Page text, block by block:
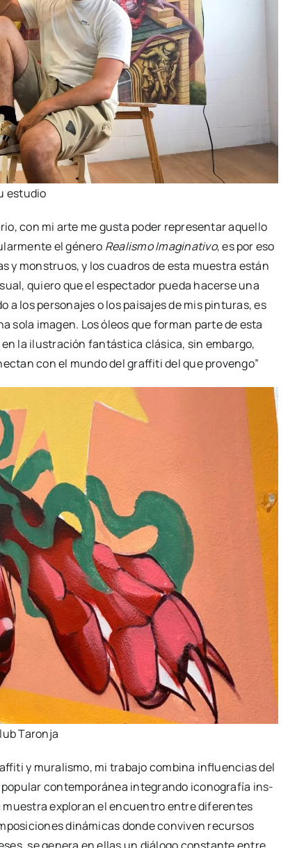
estu­dio
con mi arte me gus­ta poder repre­sen­tar aque­llo
el géne­ro Rea­lis­mo Ima­gi­na­ti­vo, es por eso
mons­truos, y los cua­dros de esta mues­tra están
quie­ro que el espec­ta­dor pue­da hacer­se una
los per­so­na­jes o los pai­sa­jes de mis pin­tu­ras, es
sola ima­gen. Los óleos que for­man par­te de esta
la ilus­tra­ción fan­tás­ti­ca clá­si­ca, sin embar­go,
con el mun­do del graf­fi­ti del que pro­ven­go”
Taron­ja
y mura­lis­mo, mi tra­ba­jo com­bi­na influen­cias del
con­tem­po­rá­nea inte­gran­do ico­no­gra­fía ins­
explo­ran el encuen­tro entre dife­ren­tes
diná­mi­cas don­de con­vi­ven recur­sos